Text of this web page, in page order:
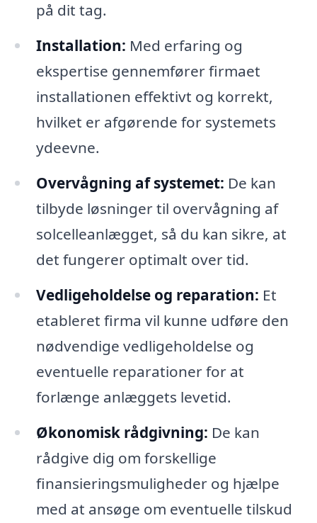
på dit tag.
Installation: Med erfaring og
ekspertise gennemfører firmaet
installationen effektivt og korrekt,
hvilket er afgørende for systemets
ydeevne.
Overvågning af systemet: De kan
tilbyde løsninger til overvågning af
solcelleanlægget, så du kan sikre, at
det fungerer optimalt over tid.
Vedligeholdelse og reparation: Et
etableret firma vil kunne udføre den
nødvendige vedligeholdelse og
eventuelle reparationer for at
forlænge anlæggets levetid.
Økonomisk rådgivning: De kan
rådgive dig om forskellige
finansieringsmuligheder og hjælpe
med at ansøge om eventuelle tilskud